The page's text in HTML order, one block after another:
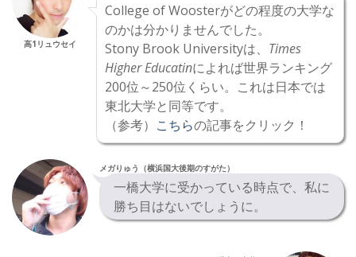
高1リュウセイ
College of Woosterがどの程度の大学な
のかは分かりませんでした。
Stony Brook Universityは、 Times
Higher Educatinによれば世界ランキング
200位～250位くらい。これは日本では
東北大学と同等です。
（参考） こちらの記事をクリック！
メガりゅう（横浜国大後期のすがた）
一橋大学に受かっている時点で、私に
勝ち目はないでしょうに。